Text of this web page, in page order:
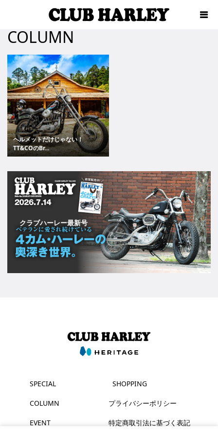
COLUMN
ヘルメットだけじゃない！
TT&COのBr...
クラブハーレー最新号
SPECIAL
COLUMN
EVENT
SHOPPING
プライバシーポリシー
特定商取引法に基づく表記